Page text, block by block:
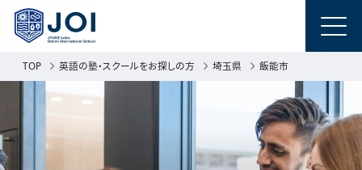
TOP 英語の塾・スクールをお探しの方 埼玉県 飯能市